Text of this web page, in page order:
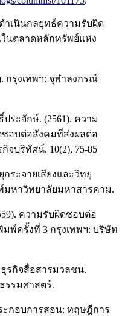
ำเนินกลยุทธ์ความรับผิด
นตลาดหลักทรัพย์แห่ง
รุงเทพฯ: จุฬาลงกรณ์
ระจักษ์. (2561). ความ
ชอบต่อสังคมที่ส่งผลต่อ
จปริทัศน์. 10(2), 75-85
ระจายเสียงและวิทยุ
หาวิทยาลัยมหาสารคาม.
ความรับผิดชอบต่อ
พ์ครั้งที่ 3 กรุงเทพฯ: บริษัท
รกิจสื่อสารมวลชน.
รรมศาสตร์.
ะกอบการสอน: ทฤษฎีการ